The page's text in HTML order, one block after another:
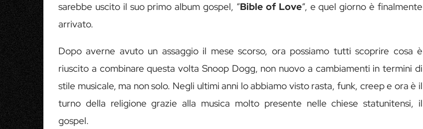
sarebbe uscito il suo primo album gospel, “Bible of Love“, e quel giorno è finalmente
arrivato.
Dopo averne avuto un assaggio il mese scorso, ora possiamo tutti scoprire cosa è
riuscito a combinare questa volta Snoop Dogg, non nuovo a cambiamenti in termini di
stile musicale, ma non solo. Negli ultimi anni lo abbiamo visto rasta, funk, creep e ora è il
turno della religione grazie alla musica molto presente nelle chiese statunitensi, il
gospel.